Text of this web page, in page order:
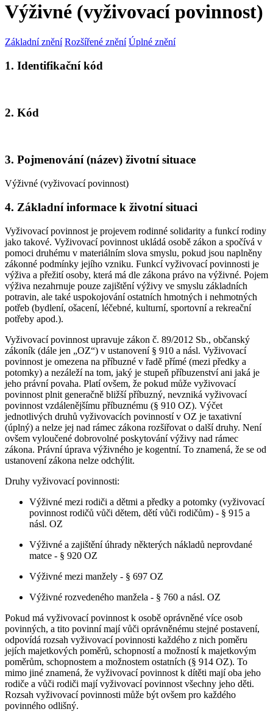
Výživné (vyživovací povinnost)
Základní znění Rozšířené znění Úplné znění
1. Identifikační kód
2. Kód
3. Pojmenování (název) životní situace
Výživné (vyživovací povinnost)
4. Základní informace k životní situaci
Vyživovací povinnost je projevem rodinné solidarity a funkcí rodiny
jako takové. Vyživovací povinnost ukládá osobě zákon a spočívá v
pomoci druhému v materiálním slova smyslu, pokud jsou naplněny
zákonné podmínky jejího vzniku. Funkcí vyživovací povinnosti je
výživa a přežití osoby, která má dle zákona právo na výživné. Pojem
výživa nezahrnuje pouze zajištění výživy ve smyslu základních
potravin, ale také uspokojování ostatních hmotných i nehmotných
potřeb (bydlení, ošacení, léčebné, kulturní, sportovní a rekreační
potřeby apod.).
Vyživovací povinnost upravuje zákon č. 89/2012 Sb., občanský
zákoník (dále jen „OZ“) v ustanovení § 910 a násl. Vyživovací
povinnost je omezena na příbuzné v řadě přímé (mezi předky a
potomky) a nezáleží na tom, jaký je stupeň příbuzenství ani jaká je
jeho právní povaha. Platí ovšem, že pokud může vyživovací
povinnost plnit generačně bližší příbuzný, nevzniká vyživovací
povinnost vzdálenějšímu příbuznému (§ 910 OZ). Výčet
jednotlivých druhů vyživovacích povinností v OZ je taxativní
(úplný) a nelze jej nad rámec zákona rozšiřovat o další druhy. Není
ovšem vyloučené dobrovolné poskytování výživy nad rámec
zákona. Právní úprava výživného je kogentní. To znamená, že se od
ustanovení zákona nelze odchýlit.
Druhy vyživovací povinnosti:
Výživné mezi rodiči a dětmi a předky a potomky (vyživovací
povinnost rodičů vůči dětem, dětí vůči rodičům) - § 915 a
násl. OZ
Výživné a zajištění úhrady některých nákladů neprovdané
matce - § 920 OZ
Výživné mezi manžely - § 697 OZ
Výživné rozvedeného manžela - § 760 a násl. OZ
Pokud má vyživovací povinnost k osobě oprávněné více osob
povinných, a tito povinní mají vůči oprávněnému stejné postavení,
odpovídá rozsah vyživovací povinnosti každého z nich poměru
jejích majetkových poměrů, schopností a možností k majetkovým
poměrům, schopnostem a možnostem ostatních (§ 914 OZ). To
mimo jiné znamená, že vyživovací povinnost k dítěti mají oba jeho
rodiče a vůči rodiči mají vyživovací povinnost všechny jeho děti.
Rozsah vyživovací povinnosti může být ovšem pro každého
povinného odlišný.